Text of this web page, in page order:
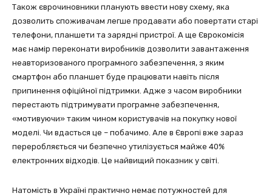
Також єврочиновники планують ввести нову схему, яка
дозволить споживачам легше продавати або повертати старі
телефони, планшети та зарядні пристрої. А ще Єврокомісія
має намір переконати виробників дозволити завантаження
неавторизованого програмного забезпечення, з яким
смартфон або планшет буде працювати навіть після
припинення офіційної підтримки. Адже з часом виробники
перестають підтримувати програмне забезпечення,
«мотивуючи» таким чином користувачів на покупку нової
моделі. Чи вдасться це – побачимо. Але в Європі вже зараз
переробляється чи безпечно утилізується майже 40%
електронних відходів. Це найвищий показник у світі.
Натомість в Україні практично немає потужностей для